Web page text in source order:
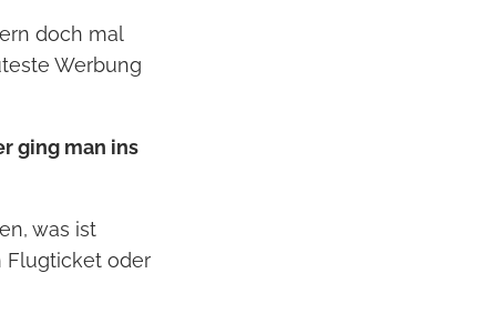
doch mal
Werbung
ging man ins
was ist
Flugticket oder